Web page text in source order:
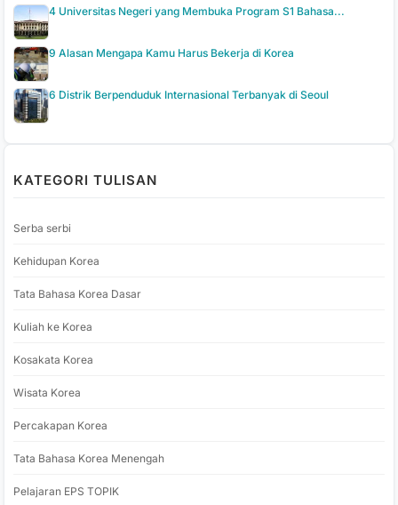
4 Universitas Negeri yang Membuka Program S1 Bahasa...
9 Alasan Mengapa Kamu Harus Bekerja di Korea
6 Distrik Berpenduduk Internasional Terbanyak di Seoul
KATEGORI TULISAN
Serba serbi
Kehidupan Korea
Tata Bahasa Korea Dasar
Kuliah ke Korea
Kosakata Korea
Wisata Korea
Percakapan Korea
Tata Bahasa Korea Menengah
Pelajaran EPS TOPIK